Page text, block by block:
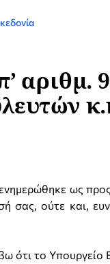
αριθμ.
ως
σας, ούτε και,
ότι το